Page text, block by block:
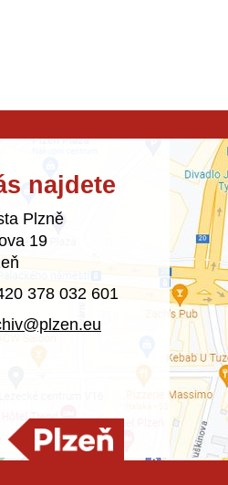
najdete
Plzně
19
378 032 601